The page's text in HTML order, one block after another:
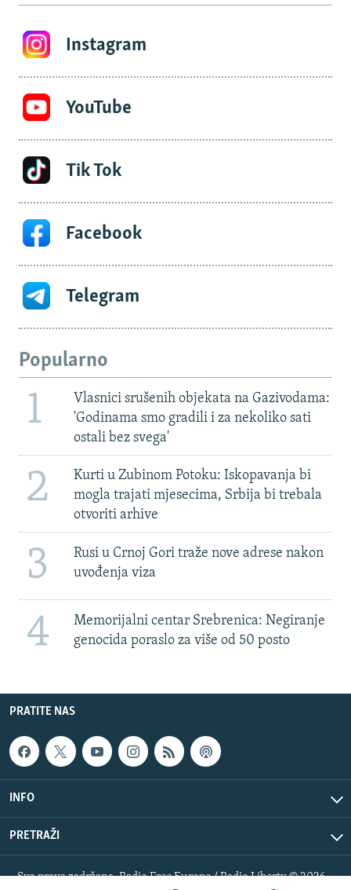
Instagram
YouTube
Tik Tok
Facebook
Telegram
Popularno
1
Vlasnici srušenih objekata na Gazivodama:
'Godinama smo gradili i za nekoliko sati
ostali bez svega'
2
Kurti u Zubinom Potoku: Iskopavanja bi
mogla trajati mjesecima, Srbija bi trebala
otvoriti arhive
3
Rusi u Crnoj Gori traže nove adrese nakon
uvođenja viza
4
Memorijalni centar Srebrenica: Negiranje
genocida poraslo za više od 50 posto
PRATITE NAS
INFO
PRETRAŽI
Sva prava zadržana. Radio Free Europe / Radio Liberty © 2026